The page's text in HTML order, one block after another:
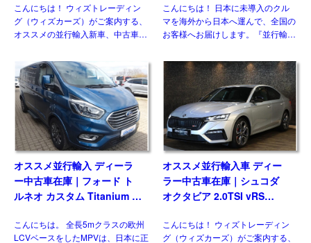
6MT
こんにちは！ ウィズトレーディン
グ（ウィズカーズ）がご案内する、
オススメの並行輸入新車、中古車・
を示したコンセプトモデル「Oli」
の発表以降、ラインナップの各モデ
ルが順次世代交代を進めてい […]
こんにちは！ 日本に未導入のクル
マを海外から日本へ運んで、全国の
お客様へお届けします。『並行輸入
査、保険、保証などのお話はしてき
ました(過去ブログ参照)。今回は並
行輸入車 ブログ｜令和8年 […]
オススメ並行輸入 ディーラ
ー中古車在庫｜フォード ト
ルネオ カスタム Titanium X
左ハンドル
こんにちは。 全長5mクラスの欧州
LCVベースをしたMPVは、日本に正
オススメ並行輸入車 ディー
ラー中古車在庫｜シュコダ
オクタビア 2.0TSI vRS
こんにちは！ ウィズトレーディン
グ（ウィズカーズ）がご案内する、